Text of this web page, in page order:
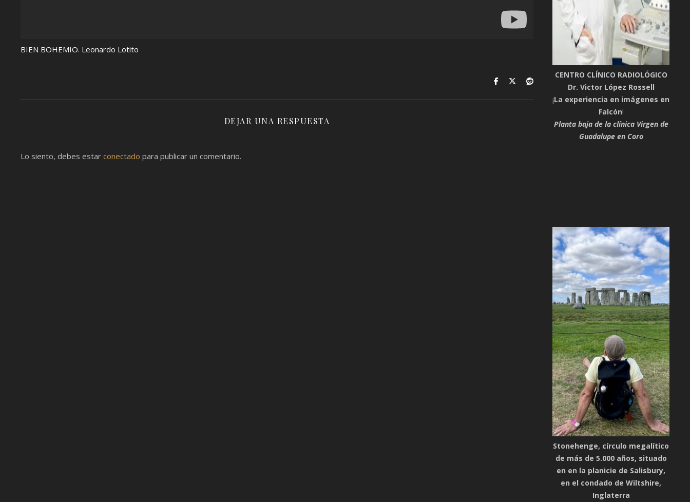
BIEN BOHEMIO. Leonardo Lotito
DEJAR UNA RESPUESTA
Lo siento, debes estar conectado para publicar un comentario.
CENTRO CLÍNICO RADIOLÓGICO
Dr. Victor López Rossell
¡La experiencia en imágenes en
Falcón!
Planta baja de la clínica Virgen de
Guadalupe en Coro
Stonehenge, círculo megalítico
de más de 5.000 años, situado
en en la planicie de Salisbury,
en el condado de Wiltshire,
Inglaterra